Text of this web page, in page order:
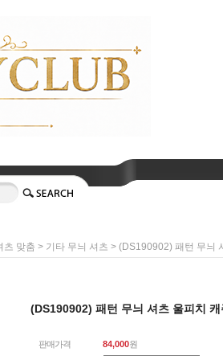
츠 맞춤 > 기타 무늬 셔츠 > (DS190902) 패턴 무늬
(DS190902) 패턴 무늬 셔츠 울피치
판매가격 84,000원